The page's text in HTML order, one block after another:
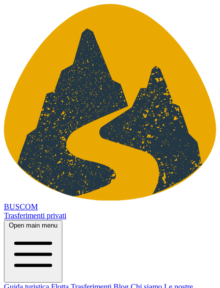
BUSCOM
Trasferimenti privati
Open main menu